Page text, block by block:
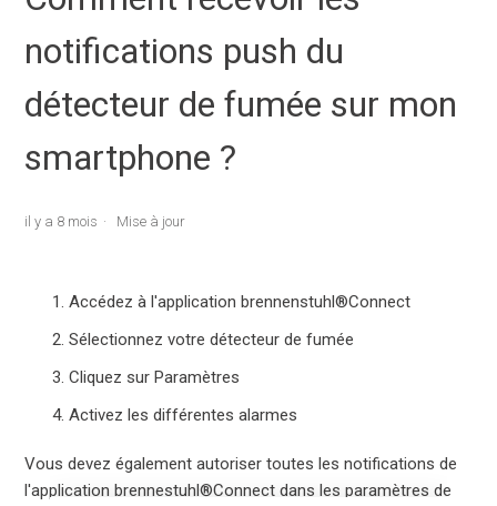
notifications push du
détecteur de fumée sur mon
smartphone ?
il y a 8 mois Mise à jour
Accédez à l'application brennenstuhl®Connect
Sélectionnez votre détecteur de fumée
Cliquez sur Paramètres
Activez les différentes alarmes
Vous devez également autoriser toutes les notifications de
l'application brennestuhl®Connect dans les paramètres de